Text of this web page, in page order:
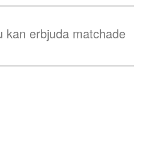
kan erbjuda matchade